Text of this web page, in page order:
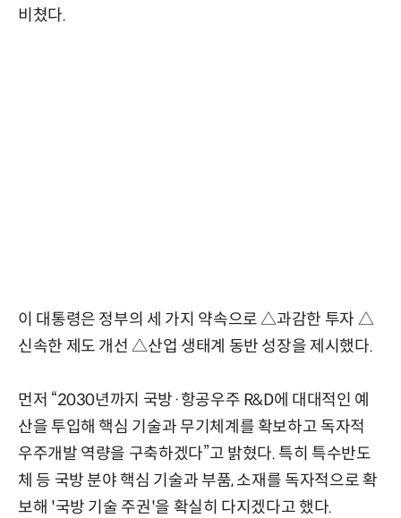
비쳤다.
이 대통령은 정부의 세 가지 약속으로 △과감한 투자 △
신속한 제도 개선 △산업 생태계 동반 성장을 제시했다.
먼저 “2030년까지 국방·항공우주 R&D에 대대적인 예
산을 투입해 핵심 기술과 무기체계를 확보하고 독자적
우주개발 역량을 구축하겠다”고 밝혔다. 특히 특수반도
체 등 국방 분야 핵심 기술과 부품, 소재를 독자적으로 확
보해 '국방 기술 주권'을 확실히 다지겠다고 했다.